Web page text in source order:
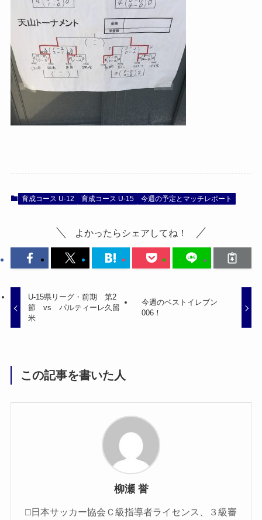
育成コース U-12 育成コース U-15 今週の予定とマッチレポート
よかったらシェアしてね！
U-15県リーグ・前期 第2
節 vs パルティーレ久留
米
今週のベストイレブン
006！
この記事を書いた人
柳瀬 誉
□日本サッカー協会Ｃ級指導者ライセンス、３級審